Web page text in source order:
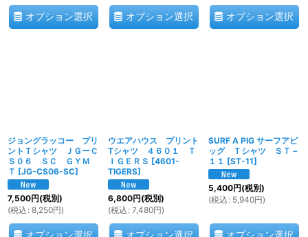
オプション選択 オプション選択 オプション選択
ジョングラッコー プリ
ントＴシャツ ＪＧーＣ
Ｓ０６ ＳＣ ＧＹＭ
Ｔ [JG-CS06-SC]
7,500円(税別)
(税込 : 8,250円)
ウエアハウス プリント
Tシャツ ４６０１ Ｔ
ＩＧＥＲＳ [4601-
TIGERS]
6,800円(税別)
(税込 : 7,480円)
SURF A PIG サーフアピ
ッグ Ｔシャツ ＳＴ－
１１ [ST-11]
5,400円(税別)
(税込 : 5,940円)